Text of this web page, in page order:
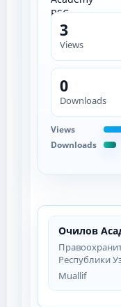
Очилов
Республики
Muallif
3
Views
0
Downloads
Views
Downloads